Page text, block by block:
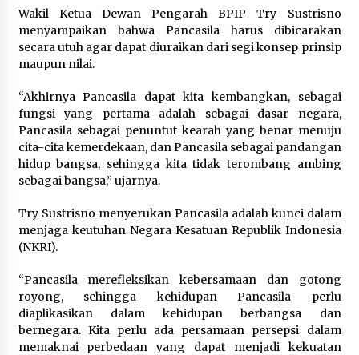
Wakil Ketua Dewan Pengarah BPIP Try Sustrisno
menyampaikan bahwa Pancasila harus dibicarakan
secara utuh agar dapat diuraikan dari segi konsep prinsip
maupun nilai.
“Akhirnya Pancasila dapat kita kembangkan, sebagai
fungsi yang pertama adalah sebagai dasar negara,
Pancasila sebagai penuntut kearah yang benar menuju
cita-cita kemerdekaan, dan Pancasila sebagai pandangan
hidup bangsa, sehingga kita tidak terombang ambing
sebagai bangsa,” ujarnya.
Try Sustrisno menyerukan Pancasila adalah kunci dalam
menjaga keutuhan Negara Kesatuan Republik Indonesia
(NKRI).
“Pancasila merefleksikan kebersamaan dan gotong
royong, sehingga kehidupan Pancasila perlu
diaplikasikan dalam kehidupan berbangsa dan
bernegara. Kita perlu ada persamaan persepsi dalam
memaknai perbedaan yang dapat menjadi kekuatan